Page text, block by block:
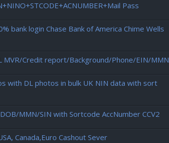
Pass
bank login Chase Bank of America Chime Wells
MVR/Credit report/Background/Phone/EIN/MMN
with DL photos in bulk UK NIN data with sort
MMN/SIN with Sortcode AccNumber CCV2
Canada,Euro Cashout Sever